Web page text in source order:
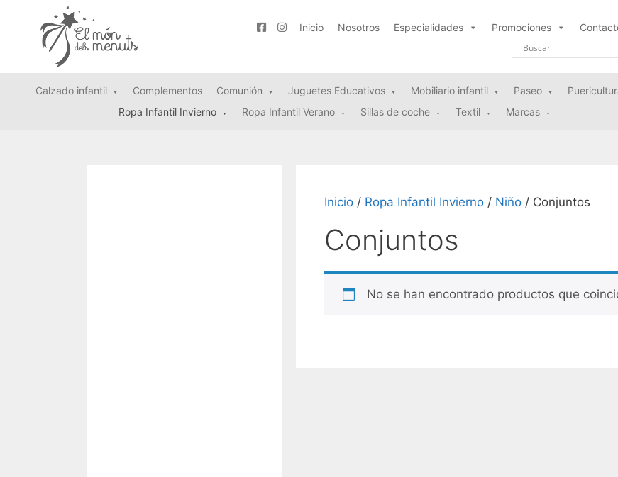
Inicio Nosotros Especialidades Promociones
Calzado infantil Complementos Comunión Juguetes Educativos Mobiliario infantil Paseo
Ropa Infantil Invierno
Ropa Infantil Verano Sillas de coche Textil Marcas
Inicio / Ropa Infantil Invierno / Niño / Conjuntos
Conjuntos
No se han encontrado productos que